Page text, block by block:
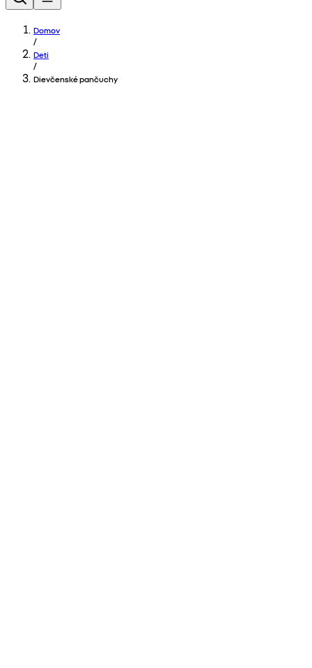
Domov
/
Deti
/
Dievčenské pančuchy